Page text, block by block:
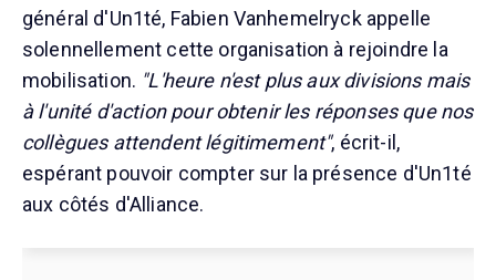
général d'Un1té, Fabien Vanhemelryck appelle
solennellement cette organisation à rejoindre la
mobilisation. "L'heure n'est plus aux divisions mais
à l'unité d'action pour obtenir les réponses que nos
collègues attendent légitimement", écrit-il,
espérant pouvoir compter sur la présence d'Un1té
aux côtés d'Alliance.